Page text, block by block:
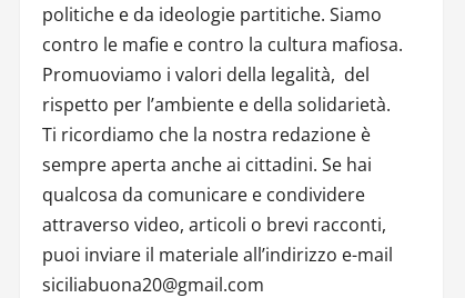
politiche e da ideologie partitiche. Siamo
contro le mafie e contro la cultura mafiosa.
Promuoviamo i valori della legalità, del
rispetto per l’ambiente e della solidarietà.
Ti ricordiamo che la nostra redazione è
sempre aperta anche ai cittadini. Se hai
qualcosa da comunicare e condividere
attraverso video, articoli o brevi racconti,
puoi inviare il materiale all’indirizzo e-mail
siciliabuona20@gmail.com